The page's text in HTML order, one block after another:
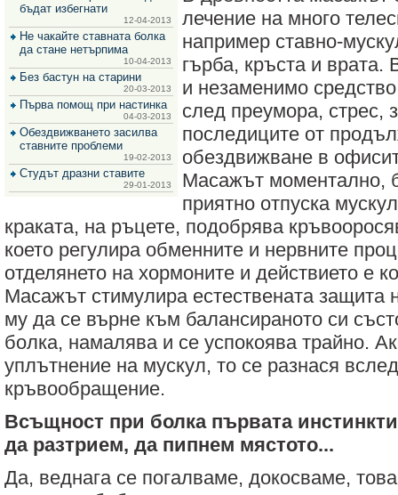
бъдат избегнати
12-04-2013
Не чакайте ставната болка
да стане нетърпима
10-04-2013
Без бастун на старини
20-03-2013
Първа помощ при настинка
04-03-2013
Обездвижването засилва
ставните проблеми
19-02-2013
Студът дразни ставите
29-01-2013
лечение на много
например ставно-
гърба, кръста и
и незаменимо
след преумора, стрес,
последиците от
обездвижване в
Масажът моментално,
приятно отпуска
краката, на ръцете, подобрява
което регулира обменните и нервните
отделянето на хормоните и действието е
Масажът стимулира естествената защита
му да се върне към балансираното си
болка, намалява и се успокоява трайно.
уплътнение на мускул, то се разнася
кръвообращение.
Всъщност при болка първата
да разтрием, да пипнем мястото...
Да, веднага се погалваме, докосваме,